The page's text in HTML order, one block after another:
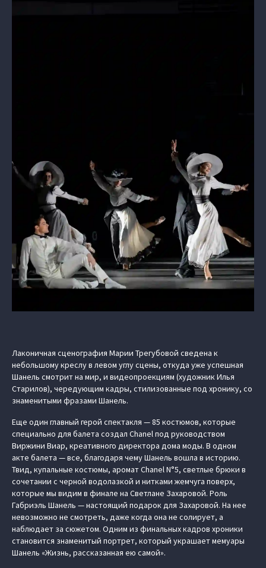
Лаконичная сценография Марии Трегубовой сведена к
небольшому креслу в левом углу сцены, откуда уже успешная
Шанель смотрит на мир, и видеопроекциям (художник Илья
Старилов), чередующим кадры, стилизованные под хронику, со
знаменитыми фразами Шанель.
Еще один главный герой спектакля — 85 костюмов, которые
специально для балета создал Chanel под руководством
Виржини Виар, креативного директора дома моды. В одном
акте балета — все, благодаря чему Шанель вошла в историю.
Твид, купальные костюмы, аромат Chanel N°5, светлые брюки в
сочетании с черной водолазкой и нитками жемчуга поверх,
которые мы видим в финале на Светлане Захаровой. Роль
Габриэль Шанель — настоящий подарок для Захаровой. На нее
невозможно не смотреть, даже когда она не солирует, а
наблюдает за сюжетом. Одним из финальных кадров хроники
становится знаменитый портрет, который украшает мемуары
Шанель «Жизнь, рассказанная ею самой».